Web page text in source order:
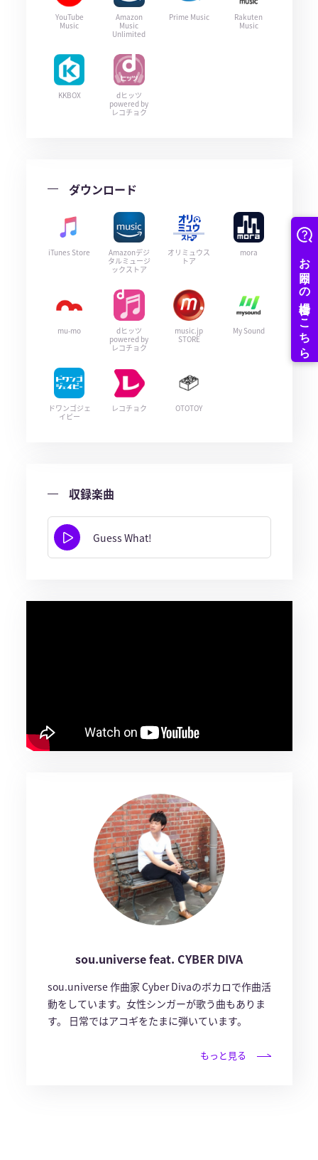
YouTube
Music
Amazon
Music
Unlimited
Prime Music
Rakuten
Music
KKBOX
dヒッツ
powered by
レコチョク
ダウンロード
iTunes Store
Amazonデジ
タルミュージ
ックストア
オリミュウス
トア
mora
mu-mo
dヒッツ
powered by
レコチョク
music.jp
STORE
My Sound
ドワンゴジェ
イピー
レコチョク OTOTOY
収録楽曲
Guess What!
sou.universe feat. CYBER DIVA
sou.universe 作曲家 Cyber Divaのボカロで作曲活
動をしています。女性シンガーが歌う曲もありま
す。 日常ではアコギをたまに弾いています。
もっと見る